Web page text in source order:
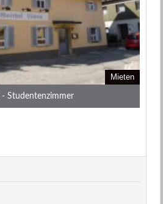
Mieten
- Studentenzimmer